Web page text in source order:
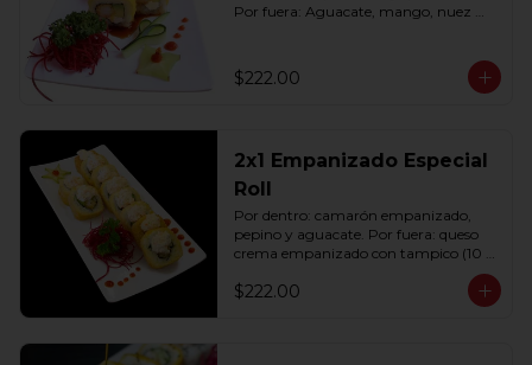
Por fuera: Aguacate, mango, nuez
$222.00
2x1 Empanizado Especial
Roll
Por dentro: camarón empanizado,
pepino y aguacate. Por fuera: queso
crema empanizado con tampico (10
$222.00